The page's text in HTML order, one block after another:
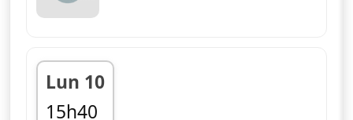
Lun 10
15h40